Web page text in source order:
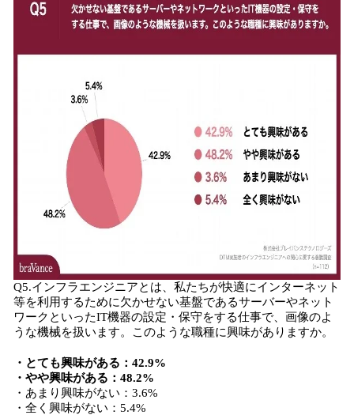
Q5.インフラエンジニアとは、私たちが快適にインターネット
等を利用するために欠かせない基盤であるサーバーやネット
ワークといったIT機器の設定・保守をする仕事で、画像のよ
うな機械を扱います。このような職種に興味がありますか。
・とても興味がある：42.9%
・やや興味がある：48.2%
・あまり興味がない：3.6%
・全く興味がない：5.4%